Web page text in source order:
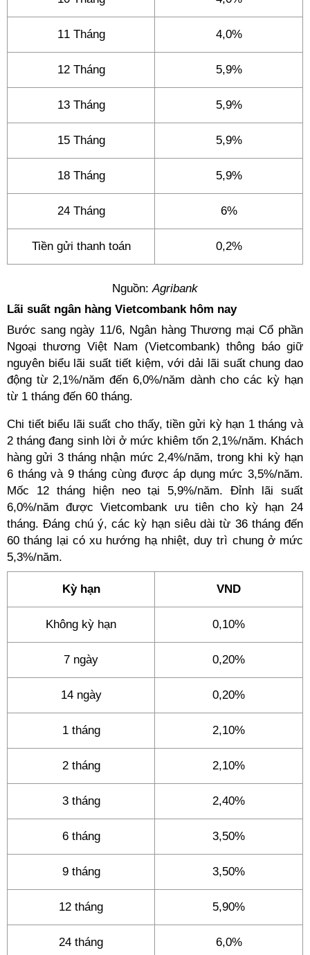
11 Tháng 4,0%
12 Tháng 5,9%
13 Tháng 5,9%
15 Tháng 5,9%
18 Tháng 5,9%
24 Tháng 6%
Tiền gửi thanh toán 0,2%
Nguồn:Agribank
Lãi suất ngân hàng Vietcombank hôm nay
Bước sang ngày 11/6, Ngân hàng Thương mại Cổ phần
Ngoại thương Việt Nam (Vietcombank) thông báo giữ
nguyên biểu lãi suất tiết kiệm, với dải lãi suất chung dao
động từ 2,1%/năm đến 6,0%/năm dành cho các kỳ hạn
từ 1 tháng đến 60 tháng.
Chi tiết biểu lãi suất cho thấy, tiền gửi kỳ hạn 1 tháng và
2 tháng đang sinh lời ở mức khiêm tốn 2,1%/năm. Khách
hàng gửi 3 tháng nhận mức 2,4%/năm, trong khi kỳ hạn
6 tháng và 9 tháng cùng được áp dụng mức 3,5%/năm.
Mốc 12 tháng hiện neo tại 5,9%/năm. Đỉnh lãi suất
6,0%/năm được Vietcombank ưu tiên cho kỳ hạn 24
tháng. Đáng chú ý, các kỳ hạn siêu dài từ 36 tháng đến
60 tháng lại có xu hướng hạ nhiệt, duy trì chung ở mức
5,3%/năm.
Kỳ hạn VND
Không kỳ hạn 0,10%
7 ngày 0,20%
14 ngày 0,20%
1 tháng 2,10%
2 tháng 2,10%
3 tháng 2,40%
6 tháng 3,50%
9 tháng 3,50%
12 tháng 5,90%
24 tháng 6,0%